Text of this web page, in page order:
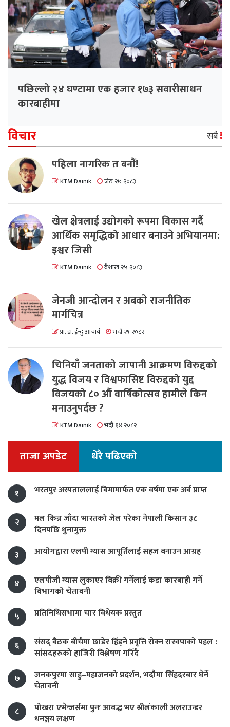
पछिल्लो २४ घण्टामा एक हजार १७३ सवारीसाधन
कारबाहीमा
विचार सबै
पहिला नागरिक त बनाैं!
KTM Dainik जेठ २७ २०८३
खेल क्षेत्रलाई उद्योगको रूपमा विकास गर्दै
आर्थिक समृद्धिको आधार बनाउने अभियानमा:
इश्वर जिसी
KTM Dainik वैशाख २५ २०८३
जेनजी आन्दोलन र अबको राजनीतिक
मार्गचित्र
प्रा. डा. ईन्दु आचार्य भदौ २९ २०८२
चिनियाँ जनताको जापानी आक्रमण विरुद्दको
युद्ध विजय र विश्वफासिष्ट विरुद्दको युद्द
विजयको ८० औं वार्षिकोत्सव हामीले किन
मनाउनुपर्दछ ?
KTM Dainik भदौ १४ २०८२
ताजा अपडेट धेरै पढिएको
१ भरतपुर अस्पताललाई बिमामार्फत एक वर्षमा एक अर्ब प्राप्त
२
मल किन्न जाँदा भारतको जेल परेका नेपाली किसान ३८
दिनपछि थुनामुक्त
३
आयोगद्वारा एलपी ग्यास आपूर्तिलाई सहज बनाउन आग्रह
४
एलपीजी ग्यास लुकाएर बिक्री गर्नेलाई कडा कारबाही गर्ने
विभागको चेतावनी
५
प्रतिनिधिसभामा चार विधेयक प्रस्तुत
६
संसद् बैठक बीचैमा छाडेर हिँड्ने प्रवृत्ति रोक्न रास्वपाको पहल :
सांसदहरूको हाजिरी विश्लेषण गरिँदै
७
जनकपुरमा साहु–महाजनको प्रदर्शन, भदौमा सिंहदरबार घेर्ने
चेतावनी
८
पोखरा एभेन्जर्समा पुनः आबद्ध भए श्रीलंकाली अलराउन्डर
धनञ्जय लक्षण